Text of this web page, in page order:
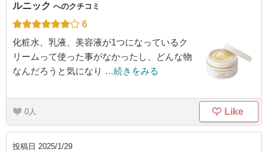
ルニック へのクチコミ
6
化粧水、乳液、美容液が1つになっているク
リームって使った事がなかったし、どんな物
なんだろうと気になり …続きをみる
0 Like
投稿日 2025/1/29